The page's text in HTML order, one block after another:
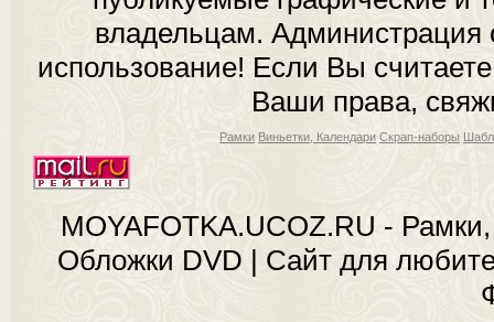
владельцам. Администрация
использование! Если Вы
Ваши права,
Рамки Виньетки, Календари Скрап-наборы
MOYAFOTKA.UCOZ.RU -
Обложки DVD | Сайт для